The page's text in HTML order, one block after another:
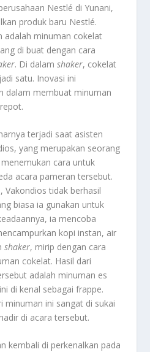
Nestlé di Yunani,
produk baru Nestlé.
adalah minuman cokelat
di buat dengan cara
. Di dalamshaker, cokelat
satu. Inovasi ini
dalam membuat minuman
terjadi saat asisten
yang merupakan seorang
cara untuk
acara pameran tersebut.
Vakondios tidak berhasil
biasa ia gunakan untuk
ia mencoba
kopi instan, air
shaker, mirip dengan cara
cokelat. Hasil dari
adalah minuman es
di kenal sebagai frappe.
minuman ini sangat di sukai
di acara tersebut.
kembali di perkenalkan pada